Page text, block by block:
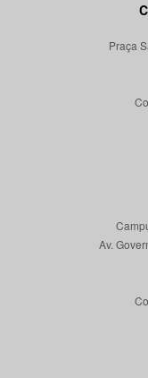
Praça
Av.